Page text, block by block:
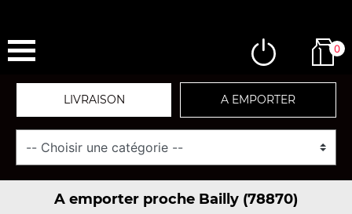
0
LIVRAISON A EMPORTER
A emporter proche Bailly (78870)